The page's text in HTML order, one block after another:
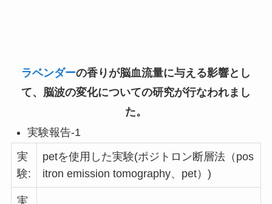
ラベンダーの香りが脳血流量に与える影響とし
て、脳波の変化についての研究が行なわれまし
た。
実験報告-1
実
験:
petを使用した実験(ポジトロン断層法（pos
itron emission tomography、pet）)
実